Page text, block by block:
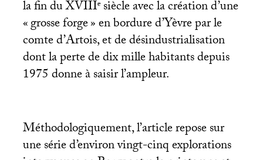
la fin duXVIIIᵉ siècle avec la création d’une
«grosse forge» en bordure d’Yèvre par le
comte d’Artois, et de désindustrialisation
dont la perte de dix mille habitants depuis
1975 donne à saisir l’ampleur.
Méthodologiquement, l’article repose sur
une série d’environ vingt-cinq explorations